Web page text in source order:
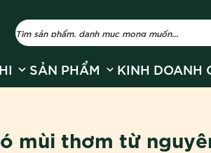
Show submenu for Về Huyền Phi
SẢN PHẨM Show submenu for
KINH DOANH
mùi thơm từ